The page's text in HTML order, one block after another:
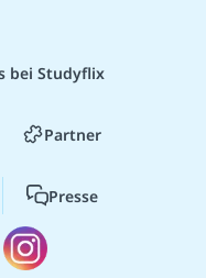
bei Studyflix
Partner
Presse